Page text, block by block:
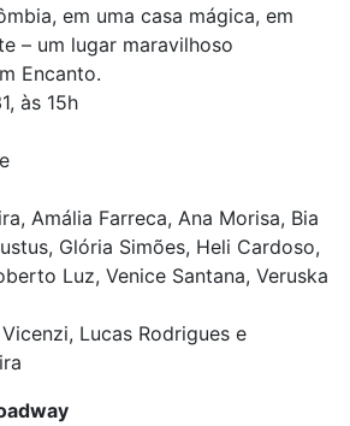
em uma casa mágica, em
– um lugar maravilhoso
Encanto.
às 15h
Amália Farreca, Ana Morisa, Bia
Glória Simões, Heli Cardoso,
Luz, Venice Santana, Veruska
Lucas Rodrigues e